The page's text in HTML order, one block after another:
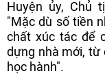
Huyện ủy, Chủ
"Mặc dù số tiền
chất xúc tác để
dựng nhà mới, từ
học hành".